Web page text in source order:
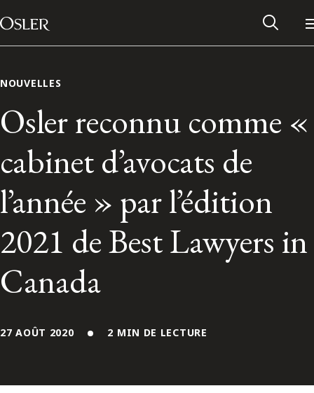
Passer au contenu
Main Navigation
Contactez-nous
NOUVELLES
Osler reconnu comme «
cabinet d’avocats de
l’année » par l’édition
2021 de Best Lawyers in
Canada
27 AOÛT 2020 2 MIN DE LECTURE